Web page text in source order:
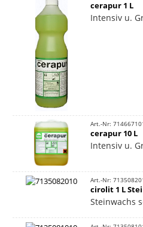
cerapur 1 L
Intensiv u.
Art.-Nr:
cerapur 10 L
Intensiv u.
Art.-Nr:
cirolit 1 L
Steinwachs